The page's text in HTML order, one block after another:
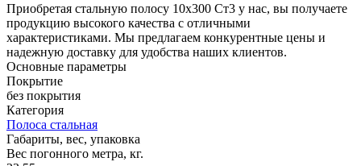
Приобретая стальную полосу 10х300 Ст3 у нас, вы получаете
продукцию высокого качества с отличными
характеристиками. Мы предлагаем конкурентные цены и
надежную доставку для удобства наших клиентов.
Основные параметры
Покрытие
без покрытия
Категория
Полоса стальная
Габариты, вес, упаковка
Вес погонного метра, кг.